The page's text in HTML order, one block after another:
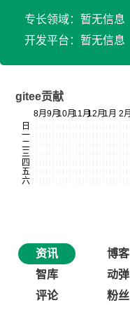
专长领域：暂无信息
开发平台：暂无信息
gitee贡献
资讯 博客
智库
动弹
评论
粉丝